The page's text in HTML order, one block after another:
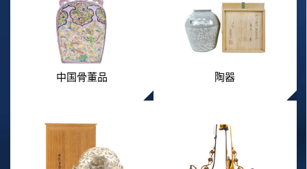
中国骨董品 陶器